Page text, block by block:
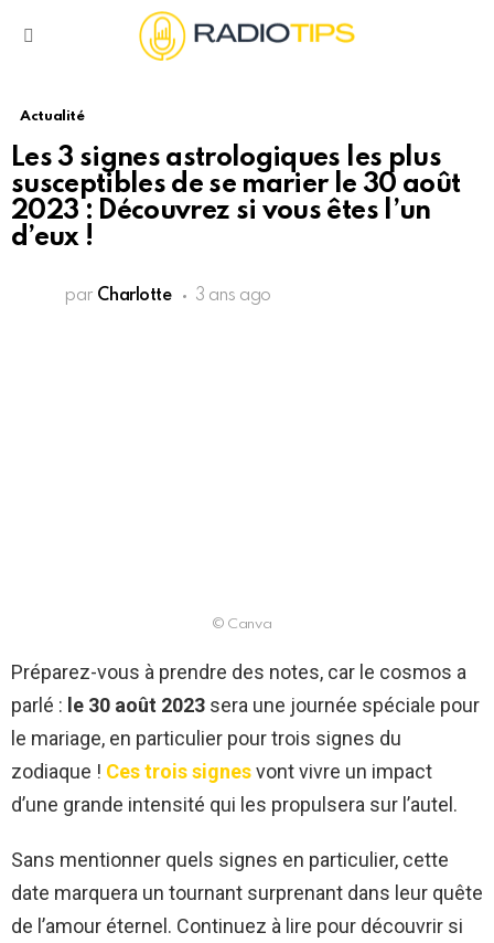
Actualité
Les 3 signes astrologiques les plus
susceptibles de se marier le 30 août
2023 : Découvrez si vous êtes l’un
d’eux !
par Charlotte 3 ans ago
© Canva
Préparez-vous à prendre des notes, car le cosmos a
parlé : le 30 août 2023 sera une journée spéciale pour
le mariage, en particulier pour trois signes du
zodiaque ! Ces trois signesvont vivre un impact
d’une grande intensité qui les propulsera sur l’autel.
Sans mentionner quels signes en particulier, cette
date marquera un tournant surprenant dans leur quête
de l’amour éternel. Continuez à lire pour découvrir si